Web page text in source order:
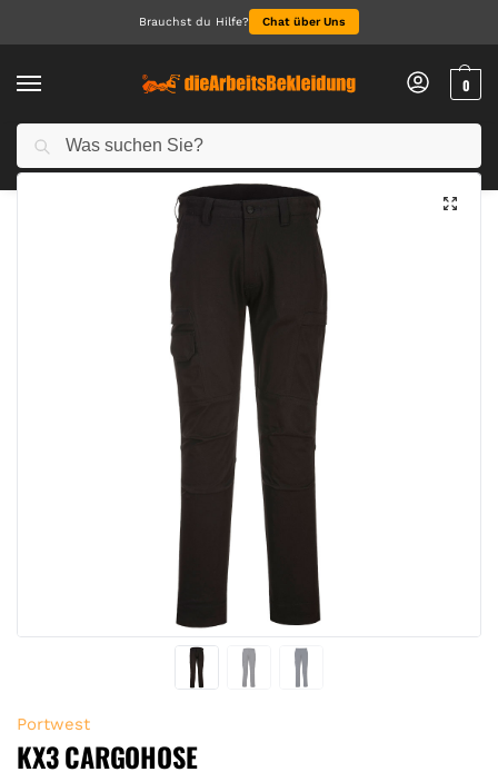
Brauchst du Hilfe? Chat über Uns
0
Start Arbeitskleidung Herren
Portwest
KX3 CARGOHOSE